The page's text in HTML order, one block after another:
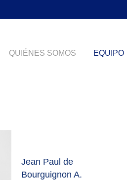
QUIÉNES SOMOS EQUIPO
Jean Paul de
Bourguignon A.